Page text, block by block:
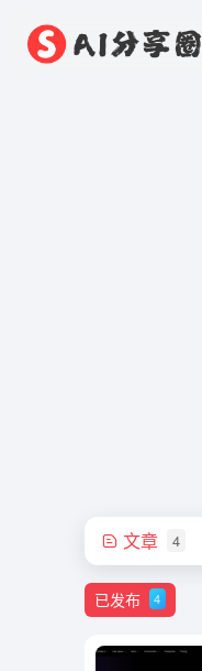
文章 4
已发布 4